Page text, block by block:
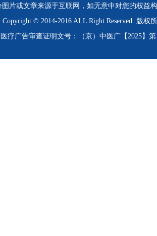
片或文章来源于互联网，如无意中对您的权益
Copyright © 2014-2016 ALL Right Reserved. 版
医疗广告审查证明文号：（京）中医广【2025】